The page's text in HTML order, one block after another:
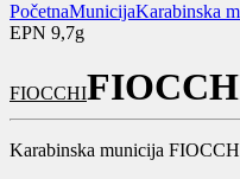
PočetnaMunicijaKarabinska
EPN 9,7g
FIOCCHI
Karabinska municija